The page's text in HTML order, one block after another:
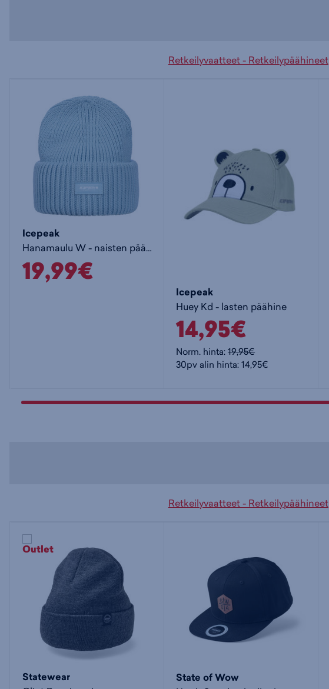
Retkeilyvaatteet - Retkeilypäähineet
Icepeak
Hanamaulu W - naisten päähine
19,99€
Icepeak
Huey Kd - lasten päähine
14,95€
Norm. hinta:19,95€
30pv alin hinta: 14,95€
Retkeilyvaatteet - Retkeilypäähineet
Statewear State of Wow